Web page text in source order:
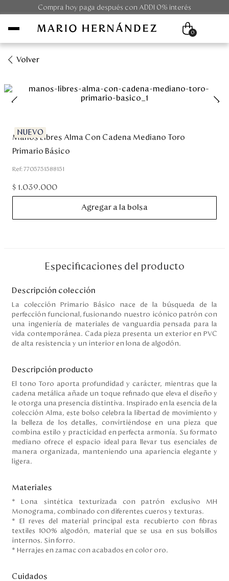
Compra hoy paga después con ADDI 0% interés
Hombre
Unisex
Colecciones
Mi cuenta
Blog
Servicio al cliente
Colombia
Costa Rica
Panamá
USA
Venezuela
0
Volver
NUEVO
Manos Libres Alma Con Cadena Mediano Toro
Primario Básico
:7705751588151
$ 1.039.000
Agregar a la bolsa
Especificaciones del producto
Descripción colección
La colección Primario Básico nace de la búsqueda de la
perfección funcional, fusionando nuestro icónico patrón con
una ingeniería de materiales de vanguardia pensada para la
vida contemporánea. Cada pieza presenta un exterior en PVC
de alta resistencia y un interior en lona de algodón.
Descripción producto
El tono Toro aporta profundidad y carácter, mientras que la
cadena metálica añade un toque refinado que eleva el diseño y
le otorga una presencia distintiva. Inspirado en la esencia de la
colección Alma, este bolso celebra la libertad de movimiento y
la belleza de los detalles, convirtiéndose en una pieza que
combina estilo y practicidad en perfecta armonía. Su formato
mediano ofrece el espacio ideal para llevar tus esenciales de
manera organizada, manteniendo una apariencia elegante y
ligera.
Materiales
* Lona sintética texturizada con patrón exclusivo MH
Monograma, combinado con diferentes cueros y texturas.
* El reves del material principal esta recubierto con fibras
textiles 100% algodón, material que se usa en sus bolsillos
internos. Sin forro.
* Herrajes en zamac con acabados en color oro.
Cuidados